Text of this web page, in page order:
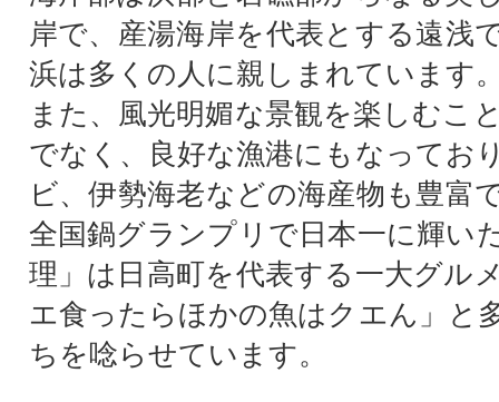
岸で、産湯海岸を代表とする遠浅
浜は多くの人に親しまれています
また、風光明媚な景観を楽しむこ
でなく、良好な漁港にもなってお
ビ、伊勢海老などの海産物も豊富
全国鍋グランプリで日本一に輝い
理」は日高町を代表する一大グル
エ食ったらほかの魚はクエん」と
ちを唸らせています。